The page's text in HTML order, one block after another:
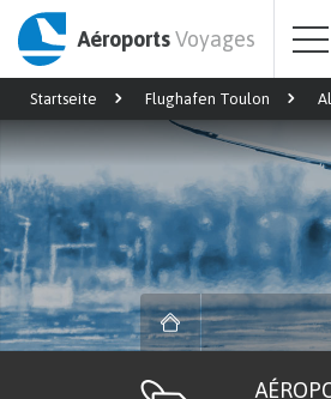
AéroportsVoyages
Startseite Flughafen Toulon